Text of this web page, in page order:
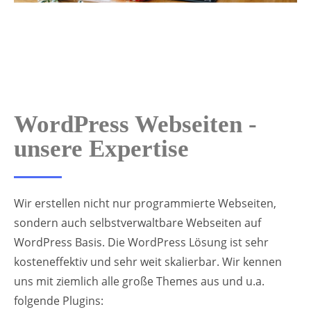
WordPress Webseiten -
unsere Expertise
Wir erstellen nicht nur programmierte Webseiten,
sondern auch selbstverwaltbare Webseiten auf
WordPress Basis. Die WordPress Lösung ist sehr
kosteneffektiv und sehr weit skalierbar. Wir kennen
uns mit ziemlich alle große Themes aus und u.a.
folgende Plugins: